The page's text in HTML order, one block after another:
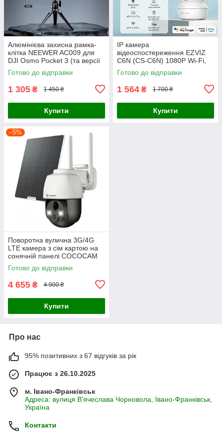
Алюмінієва захисна рамка-
клітка NEEWER AC009 для
DJI Osmo Pocket 3 (та версії
Creator Combo)
Готово до відправки
1 305 ₴ 1 450 ₴
Купити
IP камера
відеоспостереження EZVIZ
C6N (CS-C6N) 1080P Wi-Fi,
поворотна, нічне бачення
Готово до відправки
1 564 ₴ 1 700 ₴
Купити
–5%
Поворотна вулична 3G/4G
LTE камера з сім картою на
сонячній панелі COCOCAM
Zy-G5
Готово до відправки
4 655 ₴ 4 900 ₴
Купити
Про нас
95% позитивних з 67 відгуків за рік
Працює з 26.10.2025
м. Івано-Франківськ
Адреса: вулиця В'ячеслава Чорновола, Івано-Франківськ,
Україна
Контакти